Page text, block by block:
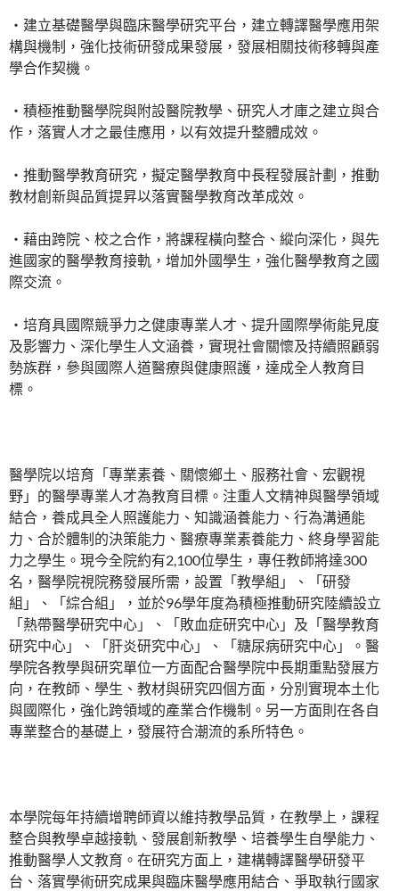
‧建立基礎醫學與臨床醫學研究平台，建立轉譯醫學應用架
構與機制，強化技術研發成果發展，發展相關技術移轉與產
學合作契機。
‧積極推動醫學院與附設醫院教學、研究人才庫之建立與合
作，落實人才之最佳應用，以有效提升整體成效。
‧推動醫學教育研究，擬定醫學教育中長程發展計劃，推動
教材創新與品質提昇以落實醫學教育改革成效。
‧藉由跨院、校之合作，將課程橫向整合、縱向深化，與先
進國家的醫學教育接軌，增加外國學生，強化醫學教育之國
際交流。
‧培育具國際競爭力之健康專業人才、提升國際學術能見度
及影響力、深化學生人文涵養，實現社會關懷及持續照顧弱
勢族群，參與國際人道醫療與健康照護，達成全人教育目
標。
醫學院以培育「專業素養、關懷鄉土、服務社會、宏觀視
野」的醫學專業人才為教育目標。注重人文精神與醫學領域
結合，養成具全人照護能力、知識涵養能力、行為溝通能
力、合於體制的決策能力、醫療專業素養能力、終身學習能
力之學生。現今全院約有2,100位學生，專任教師將達300
名，醫學院視院務發展所需，設置「教學組」、「研發
組」、「綜合組」，並於96學年度為積極推動研究陸續設立
「熱帶醫學研究中心」、「敗血症研究中心」及「醫學教育
研究中心」、「肝炎研究中心」、「糖尿病研究中心」。醫
學院各教學與研究單位一方面配合醫學院中長期重點發展方
向，在教師、學生、教材與研究四個方面，分別實現本土化
與國際化，強化跨領域的產業合作機制。另一方面則在各自
專業整合的基礎上，發展符合潮流的系所特色。
本學院每年持續增聘師資以維持教學品質，在教學上，課程
整合與教學卓越接軌、發展創新教學、培養學生自學能力、
推動醫學人文教育。在研究方面上，建構轉譯醫學研發平
台、落實學術研究成果與臨床醫學應用結合、爭取執行國家